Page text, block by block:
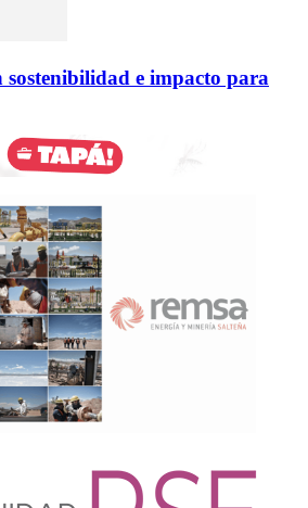
sostenibilidad e impacto para